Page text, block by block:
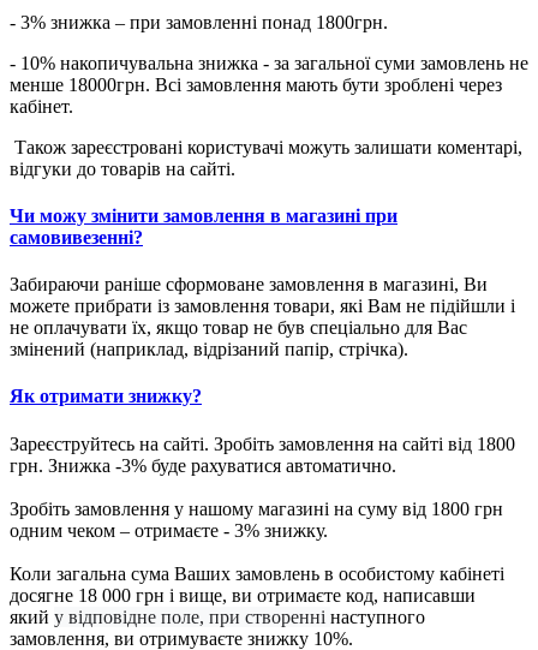
- 3% знижка – при замовленні понад 1800грн.
- 10% накопичувальна знижка - за загальної суми замовлень не
менше 18000грн. Всі замовлення мають бути зроблені через
кабінет.
Також зареєстровані користувачі можуть залишати коментарі,
відгуки до товарів на сайті.
Чи можу змінити замовлення в магазині при
самовивезенні?
Забираючи раніше сформоване замовлення в магазині, Ви
можете прибрати із замовлення товари, які Вам не підійшли і
не оплачувати їх, якщо товар не був спеціально для Вас
змінений (наприклад, відрізаний папір, стрічка).
Як отримати знижку?
Зареєструйтесь на сайті. Зробіть замовлення на сайті від 1800
грн. Знижка -3% буде рахуватися автоматично.
Зробіть замовлення у нашому магазині на суму від 1800 грн
одним чеком – отримаєте - 3% знижку.
Коли загальна сума Ваших замовлень в особистому кабінеті
досягне 18 000 грн і вище, ви отримаєте код, написавши
який у відповідне поле, при створенні наступного
замовлення, ви отримуваєте знижку 10%.